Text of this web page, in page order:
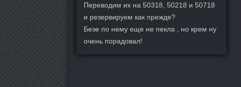
Переводим их на 50318, 50218 и 50718
и резервируем как прежде?
Безе по нему еще не пекла , но крем ну
очень порадовал!